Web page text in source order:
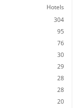
Hotels
304
95
76
30
29
28
28
20